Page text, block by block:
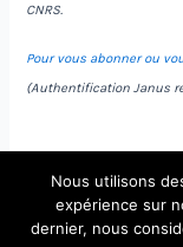
CNRS.
Pour vous abonner ou
(Authentification Janus
Nous utilisons
expérience sur
dernier, nous